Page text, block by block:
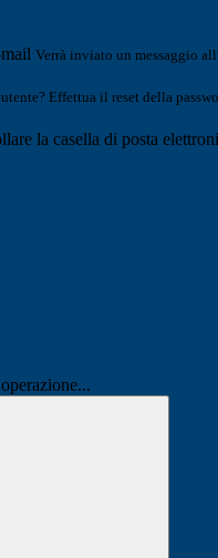
Verrà inviato un messaggio
Effettua il reset della
la casella di posta